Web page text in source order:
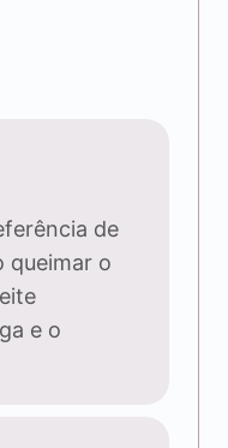
de
queimar o
e o